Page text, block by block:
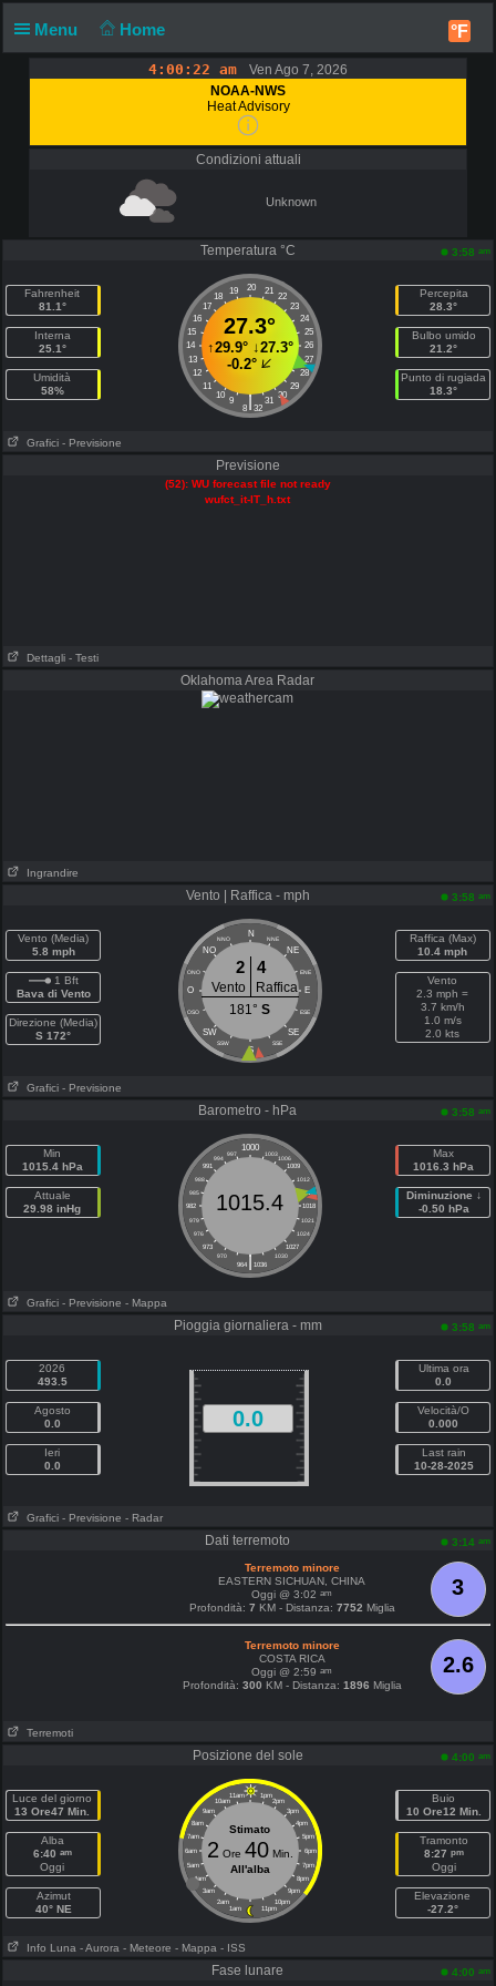
Menu Home °F
4:00:22 am
Ven Ago 7, 2026
NOAA-NWS
Heat Advisory
Condizioni attuali
Unknown
Temperatura °C 3:58 am
Fahrenheit
81.1°
Interna
25.1°
Umidità
58%
20
19 21
18
22
17
23
16
24
15
25
14
26
13
27
12
28
11
29
10
30
9 31
|
8 32
27.3°
↑29.9°↓27.3°
-0.2°
Percepita
28.3°
Bulbo umido
21.2°
Punto di rugiada
18.3°
Grafici - Previsione
Previsione
(52): WU forecast file not ready
wufct_it-IT_h.txt
Dettagli - Testi
Oklahoma Area Radar
Ingrandire
Vento | Raffica - mph 3:58 am
Vento (Media)
5.8 mph
1 Bft
Bava di Vento
Direzione (Media)
S 172°
N
NNO NNE
NO NE
ONO ENE
O E
OSO ESE
SW SE
SSW SSE
S
2 4
Vento
Raffica
181°S
Raffica (Max)
10.4 mph
Vento
2.3 mph =
3.7 km/h
1.0 m/s
2.0 kts
Grafici - Previsione
Barometro - hPa 3:58 am
Min
1015.4 hPa
Attuale
29.98 inHg
1000
997 1003
994
1006
991
1009
988
1012
985
1015
982
1018
979
1021
976
1024
973
1027
970
1030
|
964 1036
1015.4
Max
1016.3 hPa
Diminuzione ↓
-0.50 hPa
Grafici - Previsione - Mappa
Pioggia giornaliera - mm 3:58 am
2026
493.5
Agosto
0.0
Ieri
0.0
0.0
Ultima ora
0.0
Velocità/O
0.000
Last rain
10-28-2025
Grafici - Previsione - Radar
Dati terremoto 3:14 am
3
Terremoto minore
EASTERN SICHUAN, CHINA
Oggi @ 3:02am
Profondità: 7 KM - Distanza: 7752 Miglia
2.6
Terremoto minore
COSTA RICA
Oggi @ 2:59am
Profondità: 300 KM - Distanza: 1896 Miglia
Terremoti
Posizione del sole 4:00 am
Luce del giorno
13 Ore47 Min.
Alba
6:40 am
Oggi
Azimut
40° NE
11am 1pm
10am 2pm
9am 3pm
8am 4pm
7am 5pm
6am 6pm
5am 7pm
4am 8pm
3am 9pm
2am 10pm
1am 11pm
Stimato
2 Ore 40Min.
All'alba
Buio
10 Ore12 Min.
Tramonto
8:27 pm
Oggi
Elevazione
-27.2°
Info Luna - Aurora - Meteore - Mappa - ISS
Fase lunare 4:00 am